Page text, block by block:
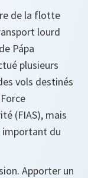
de la flotte
lourd
Pápa
plusieurs
vols destinés
(FIAS), mais
important du
Apporter un